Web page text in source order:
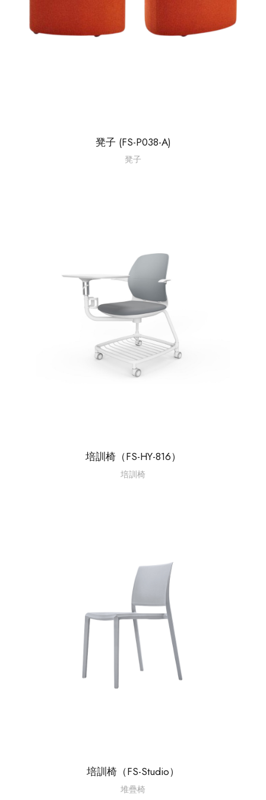
凳子 (FS-P038-A)
凳子
培訓椅（FS-HY-816）
培訓椅
培訓椅（FS-Studio）
堆疊椅